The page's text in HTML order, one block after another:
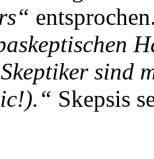
sind
Skepsis